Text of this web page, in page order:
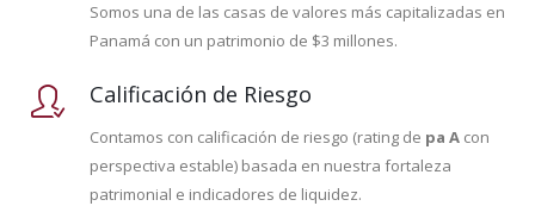
Somos una de las casas de valores más capitalizadas en
Panamá con un patrimonio de $3 millones.
Calificación de Riesgo
Contamos con calificación de riesgo (rating de pa A con
perspectiva estable) basada en nuestra fortaleza
patrimonial e indicadores de liquidez.